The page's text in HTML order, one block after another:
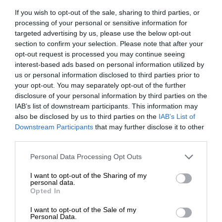
If you wish to opt-out of the sale, sharing to third parties, or
processing of your personal or sensitive information for
targeted advertising by us, please use the below opt-out
section to confirm your selection. Please note that after your
opt-out request is processed you may continue seeing
interest-based ads based on personal information utilized by
us or personal information disclosed to third parties prior to
your opt-out. You may separately opt-out of the further
disclosure of your personal information by third parties on the
IAB’s list of downstream participants. This information may
also be disclosed by us to third parties on the IAB’s List of
Downstream Participants that may further disclose it to other
Please note that this website/app uses one or more Google
not limited to your visit or usage behaviour. You may click to
grant or deny consent to Google and its third-party tags to
use your data for below specified purposes in below Google
consent section.
Personal Data Processing Opt Outs
I want to opt-out of the Sharing of my
personal data.
Opted In
I want to opt-out of the Sale of my
Personal Data.
nepreplnený turistami. Nie ako kanál v Benátkach.
Ak si chcete pozrieť mesto z vtáčej perspektívy,
zamierte na hrad San Giusto, z ktorého máte mesto
ako na dlani. Do výšky až 68 metrov sa tu týči aj
miestny aktívny maják, Faro della Vittoria, ktorý je
jedným z najvyšších na svete.